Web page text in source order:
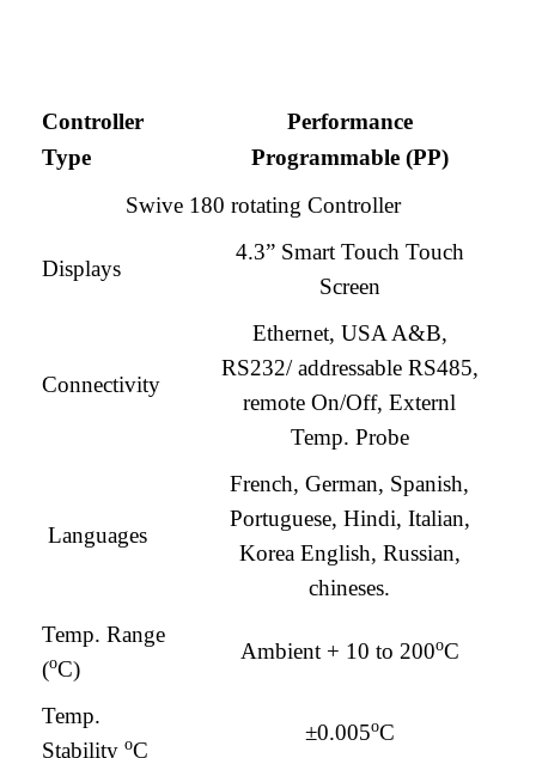
Controller
Type
Performance
Programmable (PP)
Swive 180 rotating Controller
Displays
4.3” Smart Touch Touch
Screen
Connectivity
Ethernet, USA A&B,
RS232/ addressable RS485,
remote On/Off, Externl
Temp. Probe
Languages
French, German, Spanish,
Portuguese, Hindi, Italian,
Korea English, Russian,
chineses.
Temp. Range
(oC)
Ambient + 10 to 200oC
Temp.
Stability oC
±0.005oC